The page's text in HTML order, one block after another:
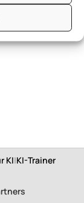
KI|KI-Trainer